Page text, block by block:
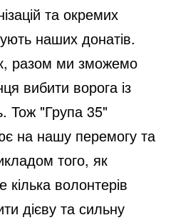
та окремих
наших донатів.
разом ми зможемо
вибити ворога із
Тож "Група 35"
на нашу перемогу та
того, як
волонтерів
дієву та сильну